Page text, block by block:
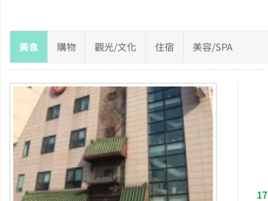
美食 購物 觀光/文化 住宿 美容/SPA